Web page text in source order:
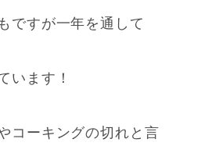
ですが一年を通して
います！
コーキングの切れと言